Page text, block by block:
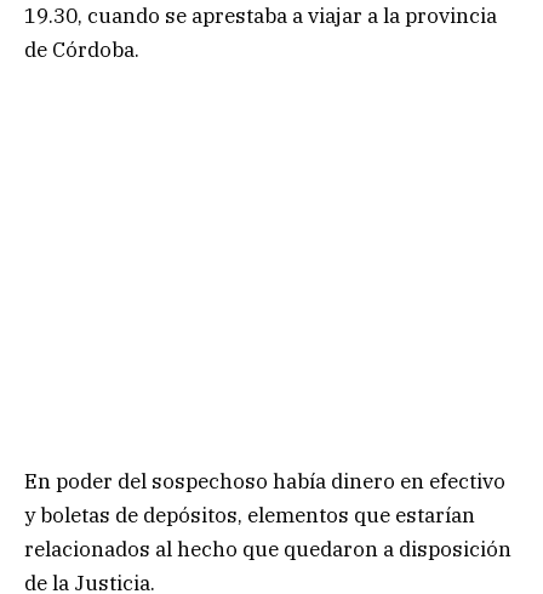
19.30, cuando se aprestaba a viajar a la provincia
de Córdoba.
En poder del sospechoso había dinero en efectivo
y boletas de depósitos, elementos que estarían
relacionados al hecho que quedaron a disposición
de la Justicia.